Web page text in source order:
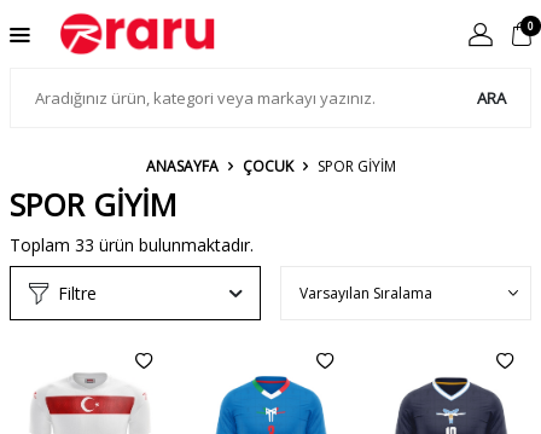
ARA
0
ANASAYFA ÇOCUK SPOR GİYİM
SPOR GİYİM
Toplam 33 ürün bulunmaktadır.
Filtre